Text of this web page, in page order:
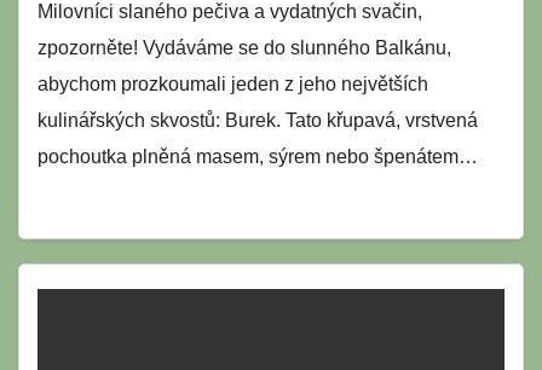
Milovníci slaného pečiva a vydatných svačin,
zpozorněte! Vydáváme se do slunného Balkánu,
abychom prozkoumali jeden z jeho největších
kulinářských skvostů: Burek. Tato křupavá, vrstvená
pochoutka plněná masem, sýrem nebo špenátem…